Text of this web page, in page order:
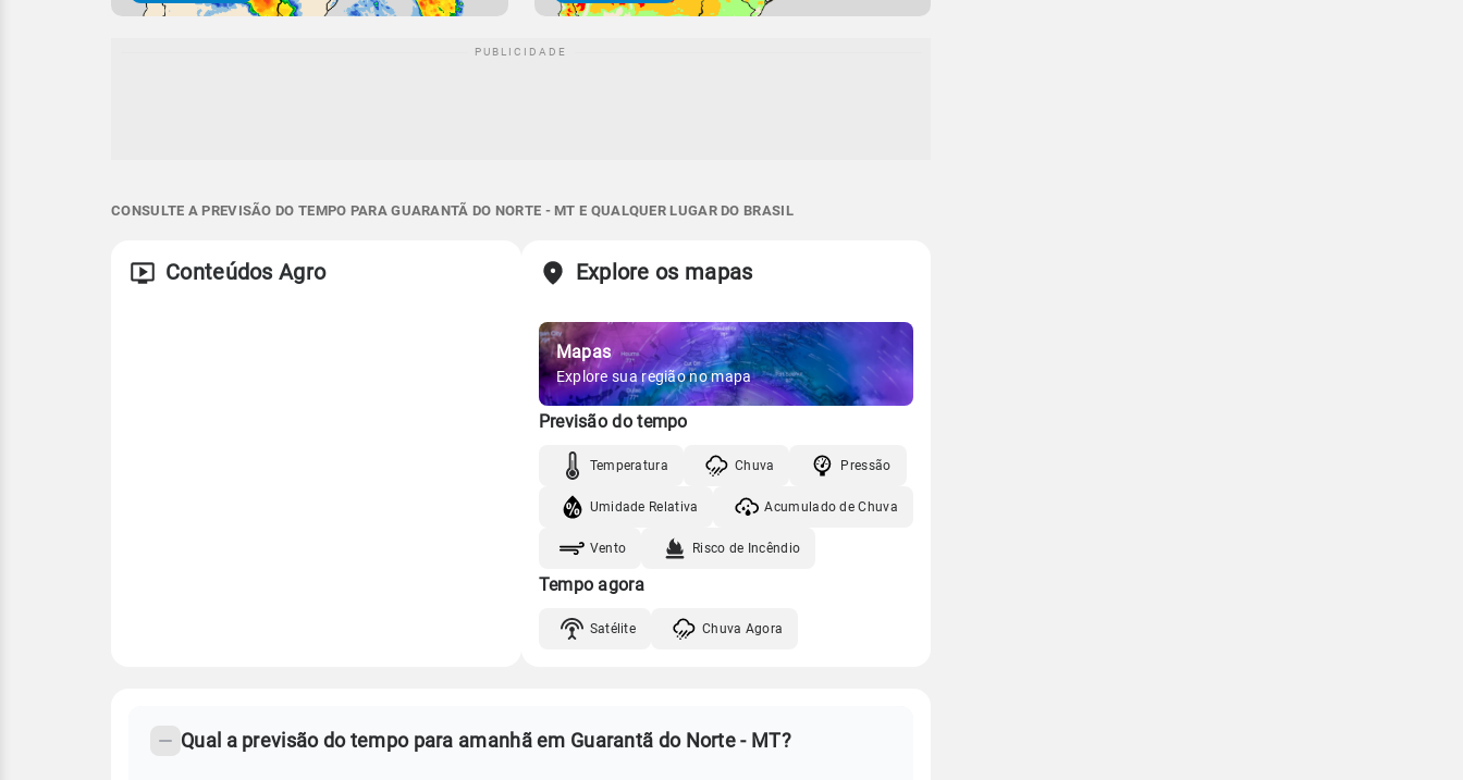
CONSULTE A PREVISÃO DO TEMPO PARA GUARANTÃ DO NORTE - MT E QUALQUER LUGAR DO BRASIL
Conteúdos Agro Explore os mapas
Mapas
Explore sua região no mapa
Previsão do tempo
Temperatura Chuva Pressão
Umidade Relativa Acumulado de Chuva
Vento Risco de Incêndio
Tempo agora
Satélite Chuva Agora
Qual a previsão do tempo para amanhã em Guarantã do Norte - MT?